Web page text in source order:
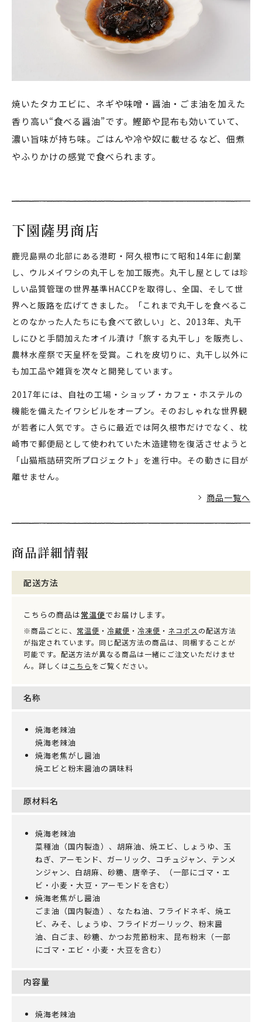
焼いたタカエビに、ネギや味噌・醤油・ごま油を加えた
香り高い“食べる醤油”です。鰹節や昆布も効いていて、
濃い旨味が持ち味。ごはんや冷や奴に載せるなど、佃煮
やふりかけの感覚で食べられます。
下園薩男商店
鹿児島県の北部にある港町・阿久根市にて昭和14年に創業
し、ウルメイワシの丸干しを加工販売。丸干し屋としては珍
しい品質管理の世界基準HACCPを取得し、全国、そして世
界へと販路を広げてきました。「これまで丸干しを食べるこ
とのなかった人たちにも食べて欲しい」と、2013年、丸干
しにひと手間加えたオイル漬け「旅する丸干し」を販売し、
農林水産祭で天皇杯を受賞。これを皮切りに、丸干し以外に
も加工品や雑貨を次々と開発しています。
2017年には、自社の工場・ショップ・カフェ・ホステルの
機能を備えたイワシビルをオープン。そのおしゃれな世界観
が若者に人気です。さらに最近では阿久根市だけでなく、枕
崎市で郵便局として使われていた木造建物を復活させようと
「山猫瓶詰研究所プロジェクト」を進行中。その動きに目が
離せません。
商品一覧へ
商品詳細情報
配送方法
こちらの商品は常温便でお届けします。
※商品ごとに、 常温便 ・冷蔵便 ・冷凍便 ・ ネコポス の配送方法
が指定されています。同じ配送方法の商品は、同梱することが
可能です。配送方法が異なる商品は一緒にご注文いただけませ
ん。詳しくはこちら をご覧ください。
名称
焼海老辣油
焼海老辣油
焼海老焦がし醤油
焼エビと粉末醤油の調味料
原材料名
焼海老辣油
菜種油（国内製造）、胡麻油、焼エビ、しょうゆ、玉
ねぎ、アーモンド、ガーリック、コチュジャン、テンメ
ンジャン、白胡麻、砂糖、唐辛子、（一部にゴマ・エ
ビ・小麦・大豆・アーモンドを含む）
焼海老焦がし醤油
ごま油（国内製造）、なたね油、フライドネギ、焼エ
ビ、みそ、しょうゆ、フライドガーリック、粉末醤
油、白ごま、砂糖、かつお荒節粉末、昆布粉末（一部
にゴマ・エビ・小麦・大豆を含む）
内容量
焼海老辣油